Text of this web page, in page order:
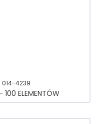
014-4239
100 ELEMENTÓW